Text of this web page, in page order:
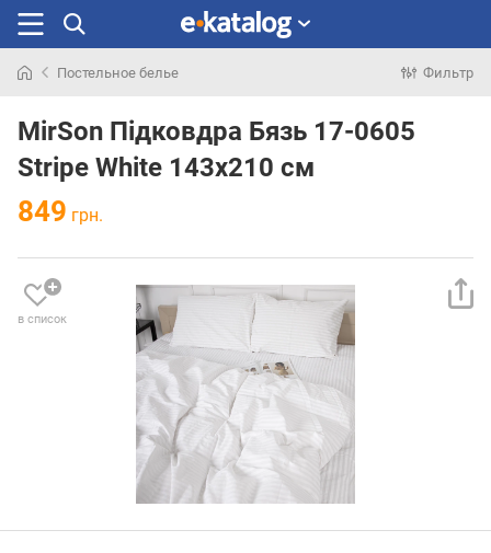
раньше
Постельное белье Фильтр
MirSon Підковдра Бязь 17-0605
Stripe White 143x210 см
849 грн.
в список